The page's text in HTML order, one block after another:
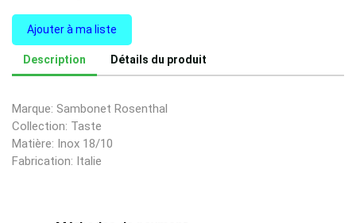
Ajouter à ma liste
Description Détails du produit
Marque: Sambonet Rosenthal
Collection: Taste
Matière: Inox 18/10
Fabrication: Italie